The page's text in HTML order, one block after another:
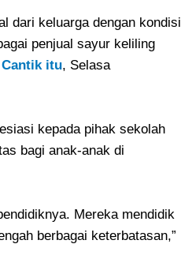
dari keluarga dengan kondisi
penjual sayur keliling
Cantik itu, Selasa
kepada pihak sekolah
bagi anak-anak di
Mereka mendidik
berbagai keterbatasan,”